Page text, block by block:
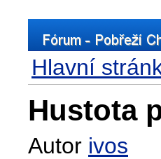
Hlavní
Hustota
Autor ivos